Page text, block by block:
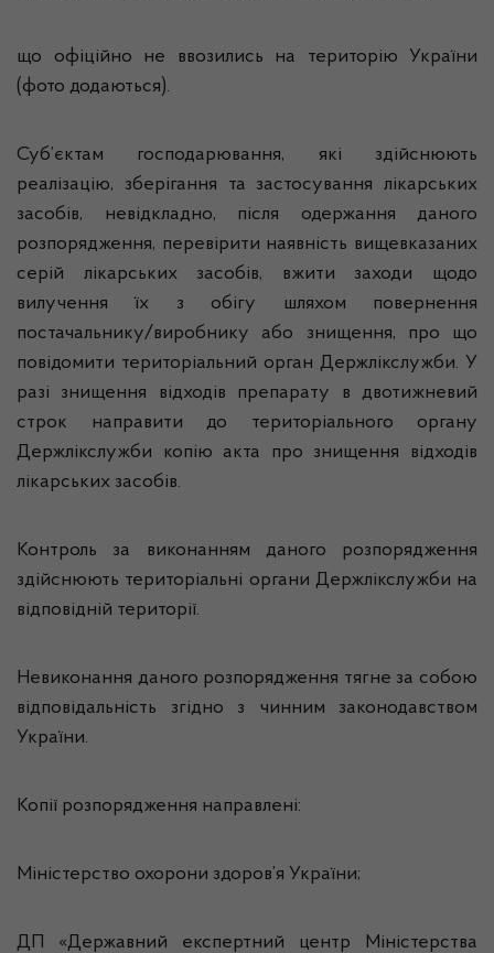
що офіційно не ввозились на територію України
(фото додаються).
Суб’єктам господарювання, які здійснюють
реалізацію, зберігання та застосування лікарських
засобів, невідкладно, після одержання даного
розпорядження, перевірити наявність вищевказаних
серій лікарських засобів, вжити заходи щодо
вилучення їх з обігу шляхом повернення
постачальнику/виробнику або знищення, про що
повідомити територіальний орган Держлікслужби. У
разі знищення відходів препарату в двотижневий
строк направити до територіального органу
Держлікслужби копію акта про знищення відходів
лікарських засобів.
Контроль за виконанням даного розпорядження
здійснюють територіальні органи Держлікслужби на
відповідній території.
Невиконання даного розпорядження тягне за собою
відповідальність згідно з чинним законодавством
України.
Копії розпорядження направлені:
Міністерство охорони здоров’я України;
ДП «Державний експертний центр Міністерства